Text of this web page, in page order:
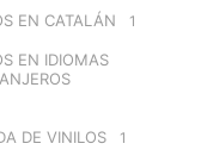
EN CATALÁN 1
EN IDIOMAS
DE VINILOS 1